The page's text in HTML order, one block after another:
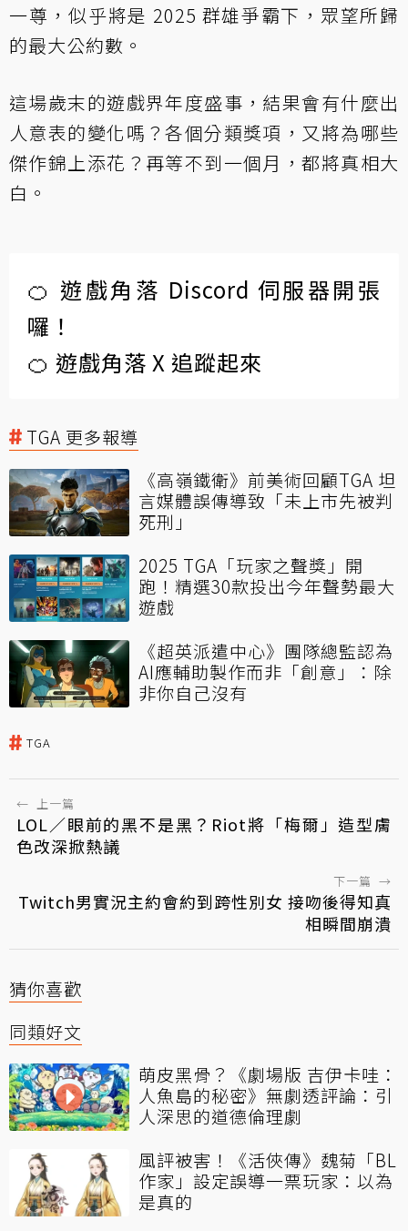
一尊，似乎將是 2025 群雄爭霸下，眾望所歸
的最大公約數。
這場歲末的遊戲界年度盛事，結果會有什麼出
人意表的變化嗎？各個分類獎項，又將為哪些
傑作錦上添花？再等不到一個月，都將真相大
白。
🍊 遊戲角落 Discord 伺服器開張
囉！
🍊 遊戲角落 X 追蹤起來
TGA 更多報導
《高嶺鐵衛》前美術回顧TGA 坦
言媒體誤傳導致「未上市先被判
死刑」
2025 TGA「玩家之聲獎」開
跑！精選30款投出今年聲勢最大
遊戲
《超英派遣中心》團隊總監認為
AI應輔助製作而非「創意」：除
非你自己沒有
TGA
← 上一篇
LOL／眼前的黑不是黑？Riot將「梅爾」造型膚
色改深掀熱議
下一篇 →
Twitch男實況主約會約到跨性別女 接吻後得知真
相瞬間崩潰
猜你喜歡
同類好文
萌皮黑骨？《劇場版 吉伊卡哇：
人魚島的秘密》無劇透評論：引
人深思的道德倫理劇
風評被害！《活俠傳》魏菊「BL
作家」設定誤導一票玩家：以為
是真的